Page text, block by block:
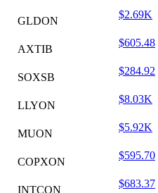
GLDON
$2.69K
AXTIB
$605.48
SOXSB
$284.92
LLYON
$8.03K
MUON
$5.92K
COPXON
$595.70
INTCON
$683.37